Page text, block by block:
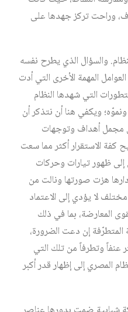
وراحت تركز جهدها على
والسؤال الذي يطرح نفسه
على أحد العوامل المهمة الأخرى التي أدت
التي شهدها النظام
هذا الحراك ونموّه؛ ويكفي هنا أن نتذكر أن
مجمل أهداف وتوجهات
كفة الاستقرار أكثر مما سعت
إلى ظهور تيارات وحركات
هزت صورتها ونالت من
لا يؤدي إلى الاعتماد
المعارضة، بما في ذلك
المتطرّفة إن دعت الضرورة،
وتطرفاً من تلك التي
المصري إلى إظهار قدر أكبر